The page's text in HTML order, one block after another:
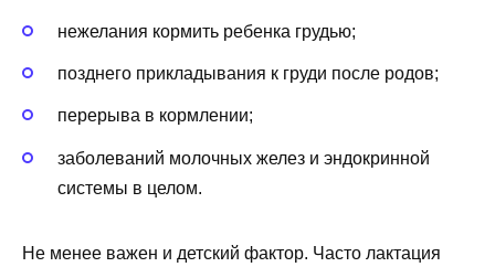
нежелания кормить ребенка грудью;
позднего прикладывания к груди после родов;
перерыва в кормлении;
заболеваний молочных желез и эндокринной
системы в целом.
Не менее важен и детский фактор. Часто лактация